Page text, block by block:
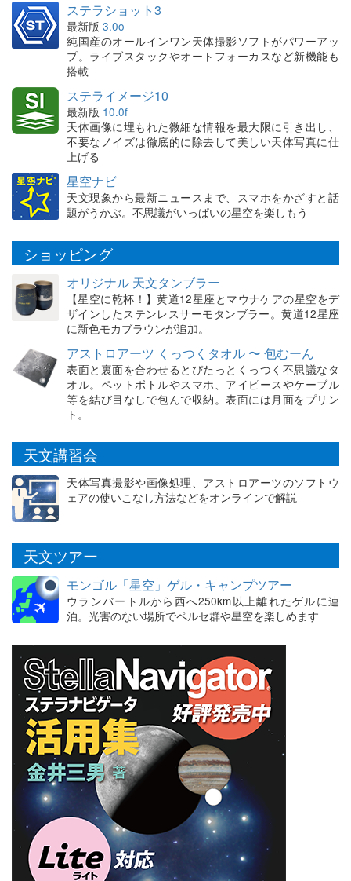
ステラショット3
最新版 3.0o
純国産のオールインワン天体撮影ソフトがパワーアッ
プ。ライブスタックやオートフォーカスなど新機能も
搭載
ステライメージ10
最新版 10.0f
天体画像に埋もれた微細な情報を最大限に引き出し、
不要なノイズは徹底的に除去して美しい天体写真に仕
上げる
星空ナビ
天文現象から最新ニュースまで、スマホをかざすと話
題がうかぶ。不思議がいっぱいの星空を楽しもう
ショッピング
オリジナル 天文タンブラー
【星空に乾杯！】黄道12星座とマウナケアの星空をデ
ザインしたステンレスサーモタンブラー。黄道12星座
に新色モカブラウンが追加。
アストロアーツ くっつくタオル 〜 包むーん
表面と裏面を合わせるとぴたっとくっつく不思議なタ
オル。ペットボトルやスマホ、アイピースやケーブル
等を結び目なしで包んで収納。表面には月面をプリン
ト。
天文講習会
天体写真撮影や画像処理、アストロアーツのソフトウ
ェアの使いこなし方法などをオンラインで解説
天文ツアー
モンゴル「星空」ゲル・キャンプツアー
ウランバートルから西へ250km以上離れたゲルに連
泊。光害のない場所でペルセ群や星空を楽しめます